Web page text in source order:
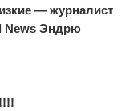
— журналист
News Эндрю